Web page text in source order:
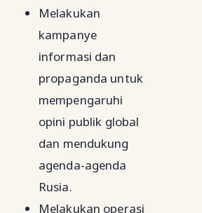
Melakukan
kampanye
informasi dan
propaganda untuk
mempengaruhi
opini publik global
dan mendukung
agenda-agenda
Rusia.
Melakukan operasi